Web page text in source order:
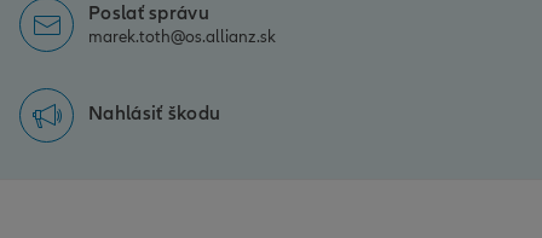
Poslať správu
marek.toth@os.allianz.sk
Nahlásiť škodu